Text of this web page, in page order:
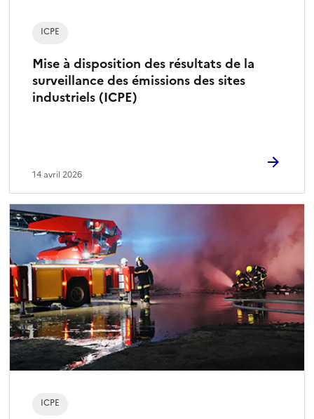
Mise à disposition des résultats de la
surveillance des émissions des sites
industriels (ICPE)
ICPE
14 avril 2026
ICPE